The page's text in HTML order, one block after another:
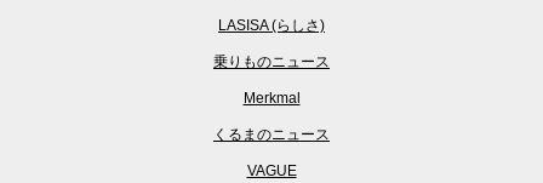
LASISA (らしさ)
乗りものニュース
Merkmal
くるまのニュース
VAGUE